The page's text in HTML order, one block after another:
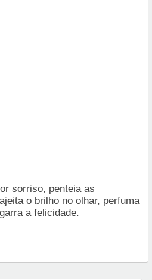
sorriso, penteia as
o brilho no olhar, perfuma
a felicidade.